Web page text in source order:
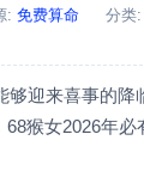
: 免费算命 分类:
够迎来喜事的降
猴女2026年必